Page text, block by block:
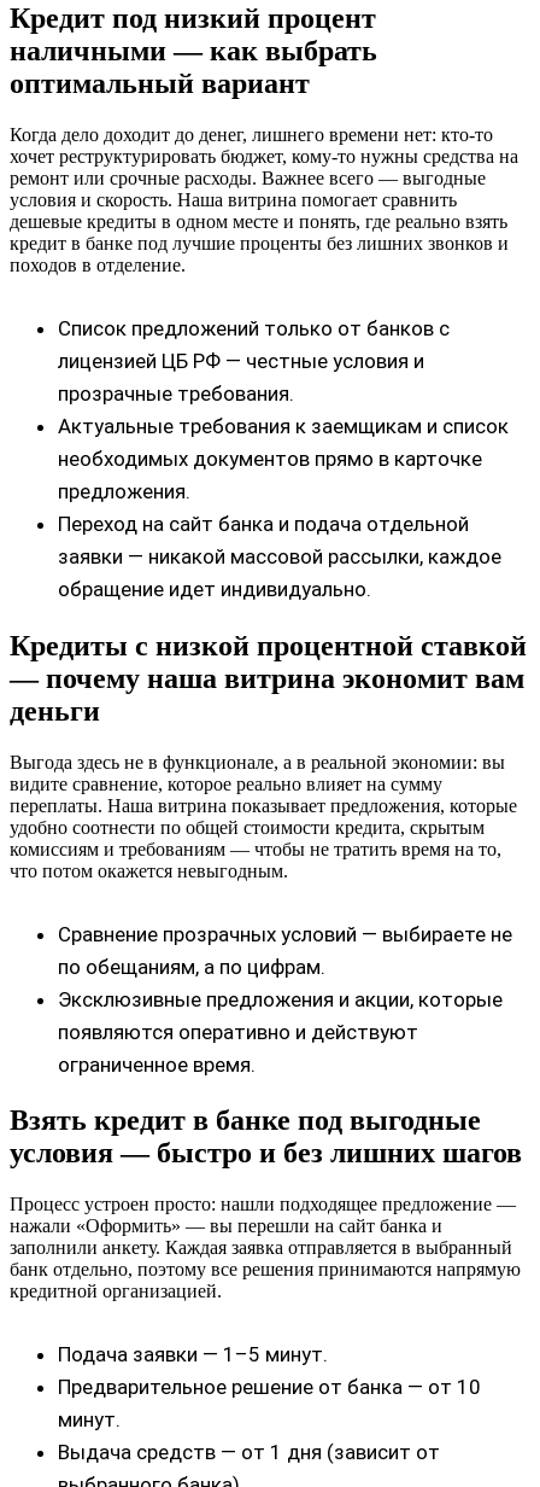
Кредит под низкий процент
наличными — как выбрать
оптимальный вариант
Когда дело доходит до денег, лишнего времени нет: кто-то
хочет реструктурировать бюджет, кому-то нужны средства на
ремонт или срочные расходы. Важнее всего — выгодные
условия и скорость. Наша витрина помогает сравнить
дешевые кредиты в одном месте и понять, где реально взять
кредит в банке под лучшие проценты без лишних звонков и
походов в отделение.
Список предложений только от банков с
лицензией ЦБ РФ — честные условия и
прозрачные требования.
Актуальные требования к заемщикам и список
необходимых документов прямо в карточке
предложения.
Переход на сайт банка и подача отдельной
заявки — никакой массовой рассылки, каждое
обращение идет индивидуально.
Кредиты с низкой процентной ставкой
— почему наша витрина экономит вам
деньги
Выгода здесь не в функционале, а в реальной экономии: вы
видите сравнение, которое реально влияет на сумму
переплаты. Наша витрина показывает предложения, которые
удобно соотнести по общей стоимости кредита, скрытым
комиссиям и требованиям — чтобы не тратить время на то,
что потом окажется невыгодным.
Сравнение прозрачных условий — выбираете не
по обещаниям, а по цифрам.
Эксклюзивные предложения и акции, которые
появляются оперативно и действуют
ограниченное время.
Взять кредит в банке под выгодные
условия — быстро и без лишних шагов
Процесс устроен просто: нашли подходящее предложение —
нажали «Оформить» — вы перешли на сайт банка и
заполнили анкету. Каждая заявка отправляется в выбранный
банк отдельно, поэтому все решения принимаются напрямую
кредитной организацией.
Подача заявки — 1–5 минут.
Предварительное решение от банка — от 10
минут.
Выдача средств — от 1 дня (зависит от